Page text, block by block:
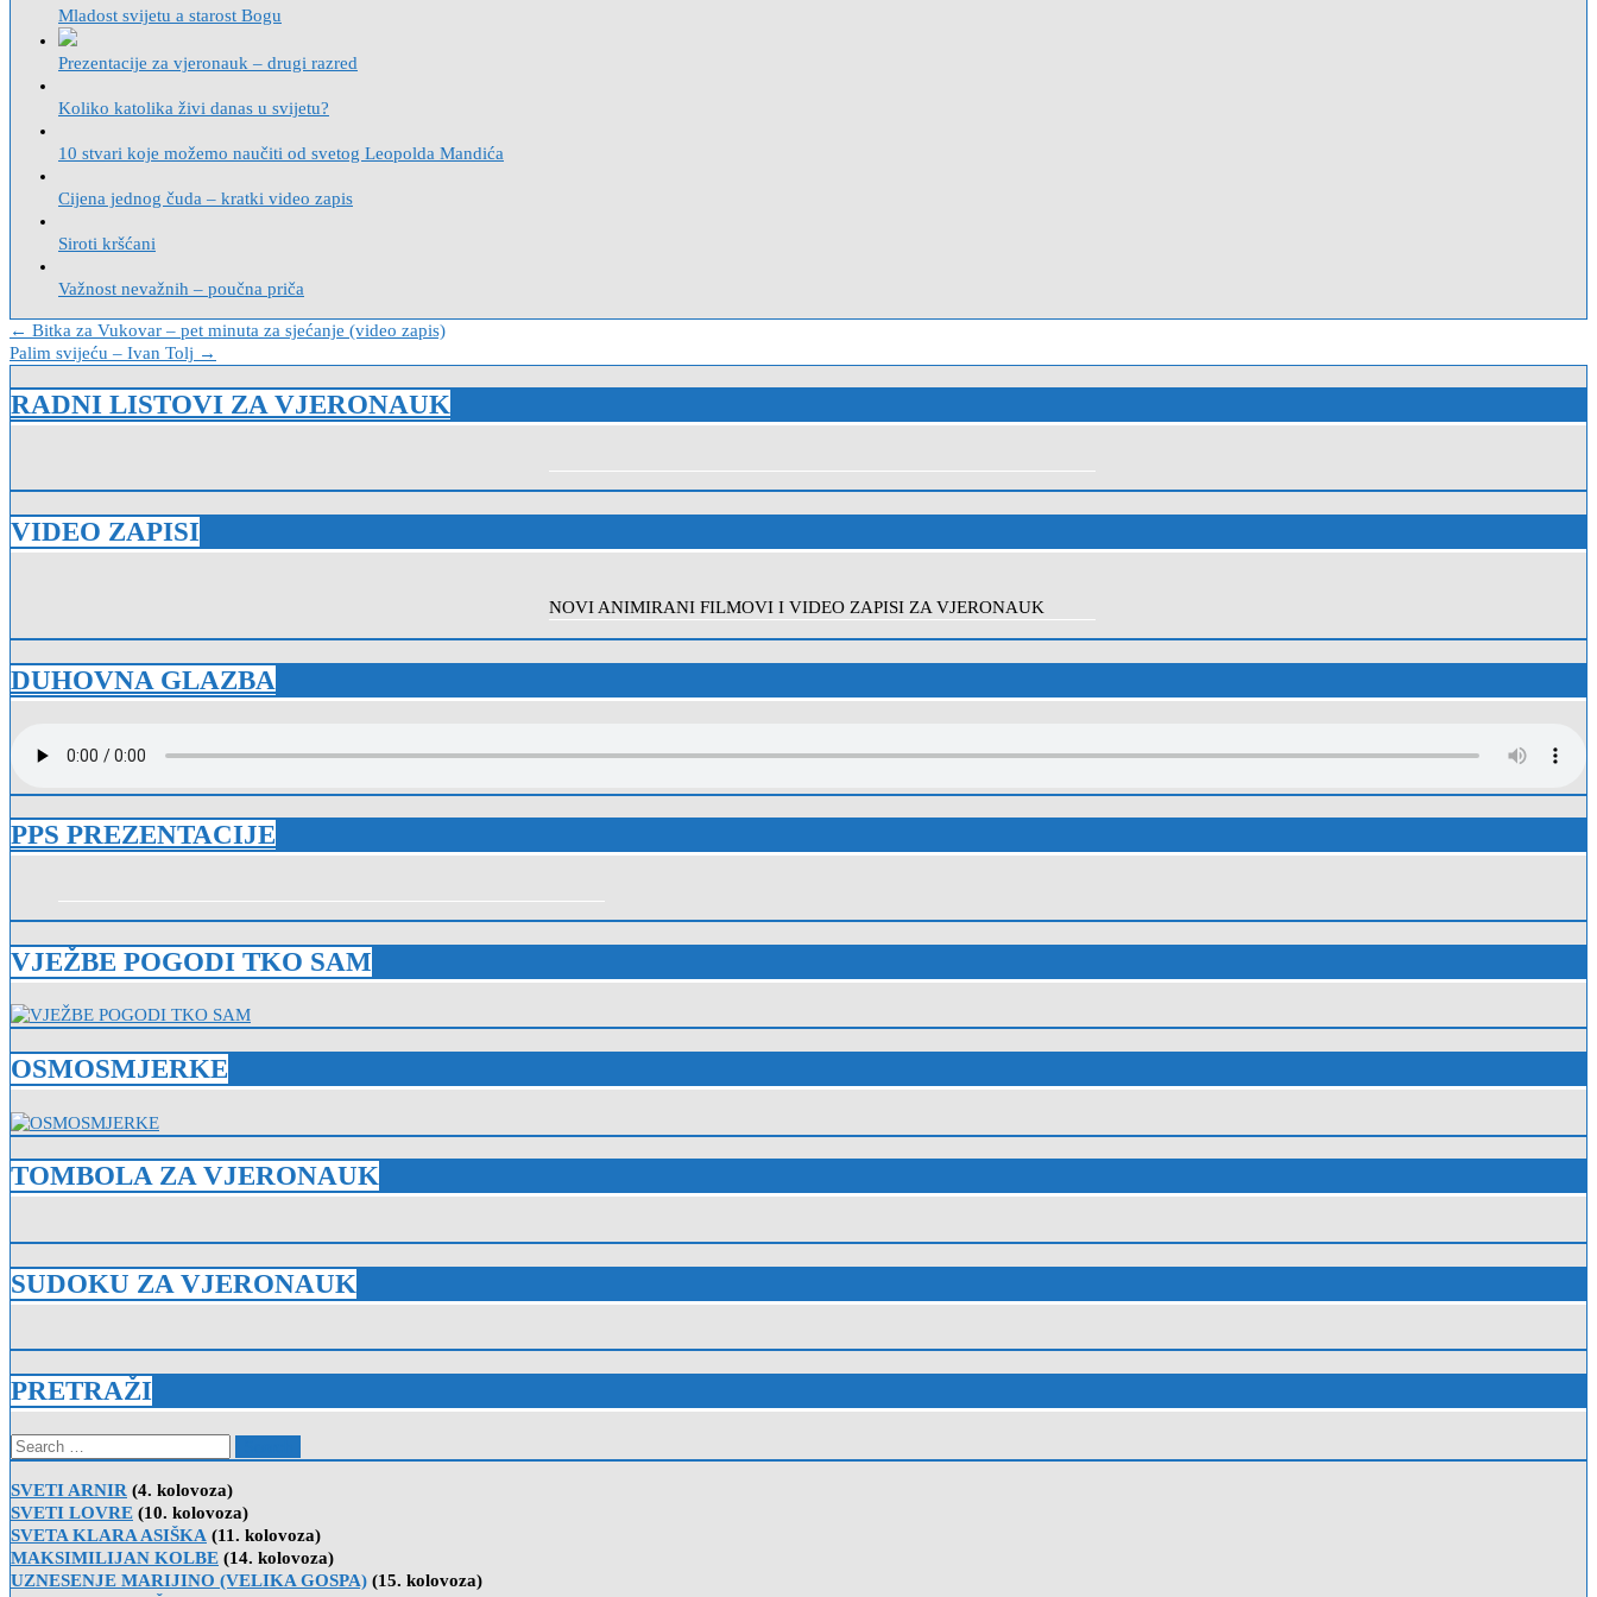
Mladost svijetu a starost Bogu
Prezentacije za vjeronauk – drugi razred
Koliko katolika živi danas u svijetu?
10 stvari koje možemo naučiti od svetog Leopolda Mandića
Cijena jednog čuda – kratki video zapis
Siroti kršćani
Važnost nevažnih – poučna priča
Navigacija
objava
← Bitka za Vukovar – pet minuta za sjećanje (video zapis)
Palim svijeću – Ivan Tolj →
RADNI LISTOVI ZA VJERONAUK
VIDEO ZAPISI
NOVI ANIMIRANI FILMOVI I VIDEO ZAPISI ZA VJERONAUK
DUHOVNA GLAZBA
PPS PREZENTACIJE
VJEŽBE POGODI TKO SAM
OSMOSMJERKE
TOMBOLA ZA VJERONAUK
SUDOKU ZA VJERONAUK
PRETRAŽI
Search
for:
SVETI ARNIR (4. kolovoza)
SVETI LOVRE (10. kolovoza)
SVETA KLARA ASIŠKA (11. kolovoza)
MAKSIMILIJAN KOLBE (14. kolovoza)
UZNESENJE MARIJINO (VELIKA GOSPA) (15. kolovoza)